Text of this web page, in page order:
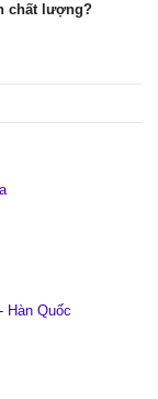
chất lượng?
Hàn Quốc